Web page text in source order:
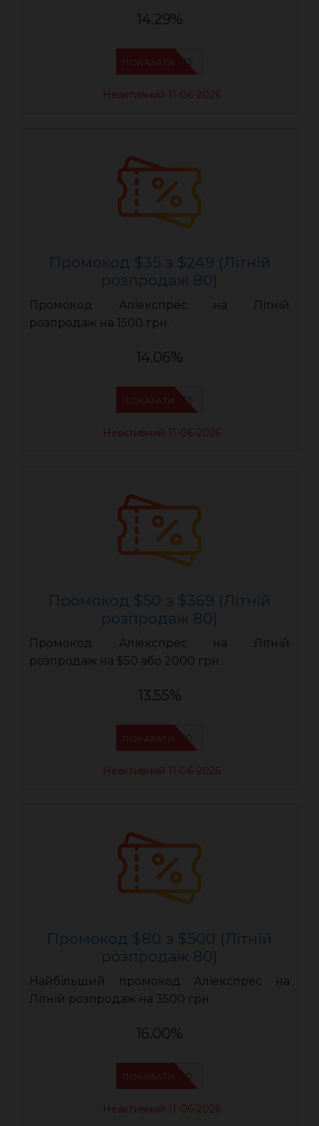
14.29%
LR15
ПОКАЗАТИ
Неактивний 11-06-2026
Промокод $35 з $249 (Літній
розпродаж 80)
Промокод Аліекспрес на Літній
розпродаж на 1500 грн.
14.06%
LR35
ПОКАЗАТИ
Неактивний 11-06-2026
Промокод $50 з $369 (Літній
розпродаж 80)
Промокод Аліекспрес на Літній
розпродаж на $50 або 2000 грн.
13.55%
LR50
ПОКАЗАТИ
Неактивний 11-06-2026
Промокод $80 з $500 (Літній
розпродаж 80)
Найбільший промокод Аліекспрес на
Літній розпродаж на 3500 грн
16.00%
LR80
ПОКАЗАТИ
Неактивний 11-06-2026